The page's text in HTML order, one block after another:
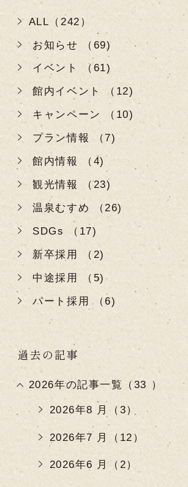
ALL（242）
お知らせ （69)
イベント （61)
館内イベント （12)
キャンペーン （10)
プラン情報 （7)
館内情報 （4)
観光情報 （23)
温泉むすめ （26)
SDGs （17)
新卒採用 （2)
中途採用 （5)
パート採用 （6)
過去の記事
2026年の記事一覧（33 ）
2026年8 月（3）
2026年7 月（12）
2026年6 月（2）